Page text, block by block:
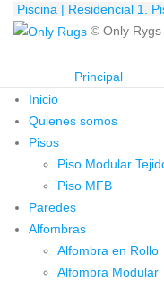
Piscina | Residencial 1.
© Only Rygs
Principal
Inicio
Quienes somos
Pisos
Piso Modular
Piso MFB
Paredes
Alfombras
Alfombra en Rollo
Alfombra Modular